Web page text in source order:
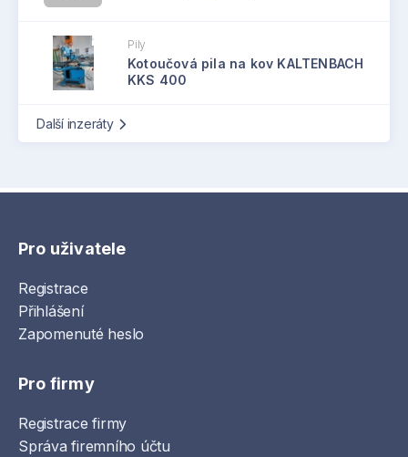
Pily
Kotoučová pila na kov KALTENBACH
KKS 400
Další inzeráty
Pro uživatele
Registrace
Přihlášení
Zapomenuté heslo
Pro firmy
Registrace firmy
Správa firemního účtu